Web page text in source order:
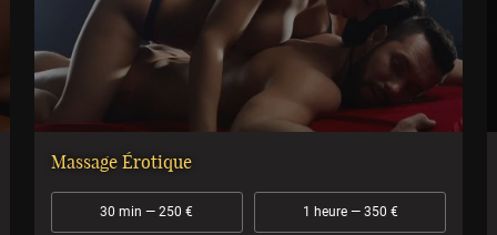
Massage Érotique
30 min — 250 € 1 heure — 350 €